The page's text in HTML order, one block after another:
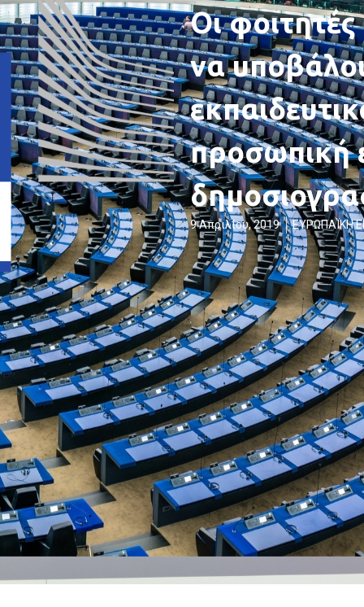
Οι
να
προσωπική
9 Απριλίου, 2019 ΕΥΡΩΠΑΪΚΗ